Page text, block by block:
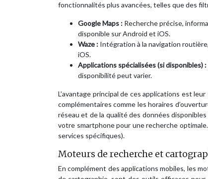
fonctionnalités plus avancées, telles que des
Google Maps : Recherche précise,
disponible sur Android et iOS.
Waze : Intégration à la navigation
iOS.
Applications spécialisées (si disponibles) :
disponibilité peut varier.
L’avantage principal de ces applications est
complémentaires comme les horaires
réseau et de la qualité des données
votre smartphone pour une recherche
services spécifiques).
Moteurs de recherche et
En complément des applications mobiles, les